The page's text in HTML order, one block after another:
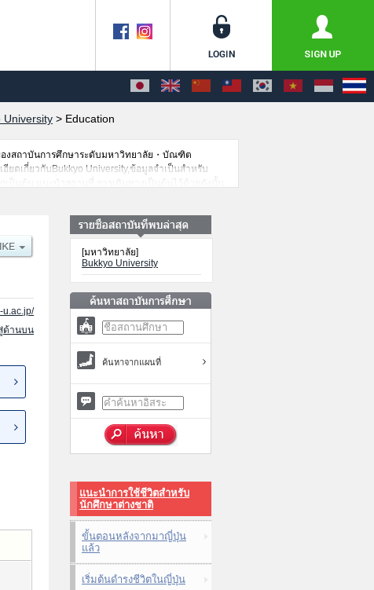
University > Education
องสถาบันการศึกษาระดับมหาวิทยาลัย・บัณฑิต
ดเกี่ยวกับBukkyo University,ข้อมูลจำเป็นสำหรับ
นต้น,แนะนำสถานที่,การเดินทางเป็นต้นไว้ด้วยดังนั้น
u.ac.jp/
ด้านบน
[มหาวิทยาลัย]
Bukkyo University
ค้นหาจากแผนที่
แนะนำการใช้ชีวิตสำหรับ
นักศึกษาต่างชาติ
ขั้นตอนหลังจากมาญี่ปุ่น
แล้ว
เริ่มต้นดำรงชีวิตในญี่ปุ่น